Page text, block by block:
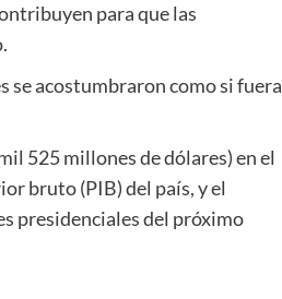
para que las
se acostumbraron como si fuera
525 millones de dólares) en el
bruto (PIB) del país, y el
presidenciales del próximo